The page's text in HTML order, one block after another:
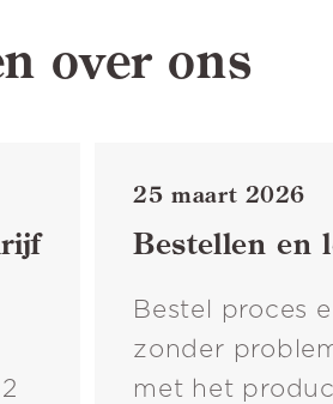
over ons
25 maart 2026
Bestellen en
Bestel proces
zonder
met het